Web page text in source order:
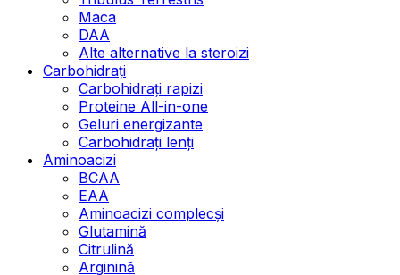
Maca
DAA
Alte alternative la steroizi
Carbohidrați
Carbohidrați rapizi
Proteine All-in-one
Geluri energizante
Carbohidrați lenți
Aminoacizi
BCAA
EAA
Aminoacizi complecși
Glutamină
Citrulină
Arginină